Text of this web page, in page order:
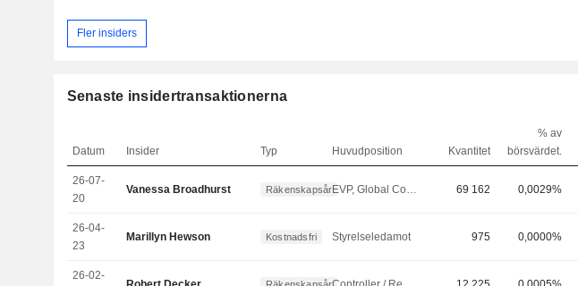
Fler insiders
Senaste insidertransaktionerna
Datum Insider Typ Huvudposition Kvantitet
% av
börsvärdet.
26-07-
20
Vanessa Broadhurst Räkenskapsår 69 162 0,0029%
26-04-
23
Marillyn Hewson Kostnadsfri Styrelseledamot 975 0,0000%
26-02-
Räkenskapsår